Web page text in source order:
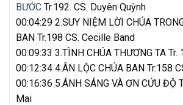
BƯỚC Tr.192. CS. Duyên Quỳnh
00:04:29 2.SUY NIỆM LỜI CHÚA
BAN Tr.198 CS. Cecille Band
00:09:33 3.TÌNH CHÚA THƯƠNG TA Tr.
00:12:34 4.ÂN LỘC CHÚA BAN Tr.158
00:16:36 5.ÁNH SÁNG VÀ ƠN CỨU ĐỘ
Mai